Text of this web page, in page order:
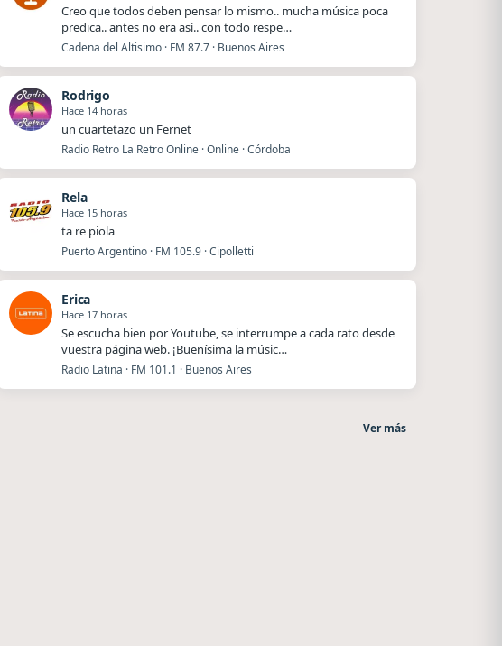
Creo que todos deben pensar lo mismo.. mucha música poca
predica.. antes no era así.. con todo respe…
Cadena del Altisimo · FM 87.7 · Buenos Aires
Rodrigo
Hace 14 horas
un cuartetazo un Fernet
Radio Retro La Retro Online · Online · Córdoba
Rela
Hace 15 horas
ta re piola
Puerto Argentino · FM 105.9 · Cipolletti
Erica
Hace 17 horas
Se escucha bien por Youtube, se interrumpe a cada rato desde
vuestra página web. ¡Buenísima la músic…
Radio Latina · FM 101.1 · Buenos Aires
Ver más